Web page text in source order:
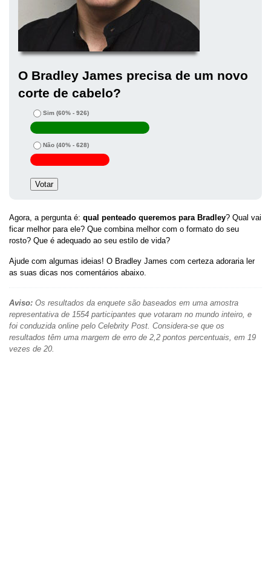
O Bradley James precisa de um novo
corte de cabelo?
Sim (60% - 926)
Não (40% - 628)
Agora, a pergunta é: qual penteado queremos para Bradley? Qual vai
ficar melhor para ele? Que combina melhor com o formato do seu
rosto? Que é adequado ao seu estilo de vida?
Ajude com algumas ideias! O Bradley James com certeza adoraria ler
as suas dicas nos comentários abaixo.
Aviso: Os resultados da enquete são baseados em uma amostra
representativa de 1554 participantes que votaram no mundo inteiro, e
foi conduzida online pelo Celebrity Post. Considera-se que os
resultados têm uma margem de erro de 2,2 pontos percentuais, em 19
vezes de 20.